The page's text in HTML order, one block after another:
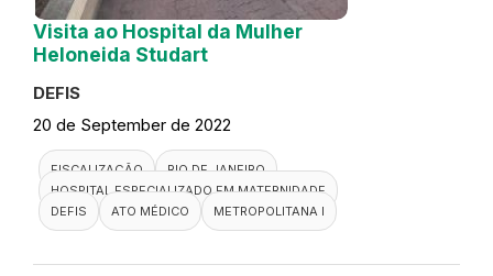
Visita ao Hospital da Mulher
Heloneida Studart
DEFIS
20 de September de 2022
FISCALIZAÇÃO
RIO DE JANEIRO
HOSPITAL ESPECIALIZADO EM MATERNIDADE
DEFIS
ATO MÉDICO METROPOLITANA I